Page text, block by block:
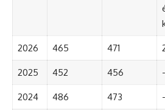
2026 465 471
2025 452 456
2024 486 473